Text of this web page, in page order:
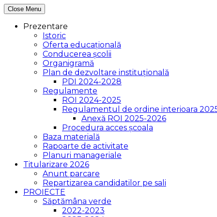
Close Menu
Prezentare
Istoric
Oferta educațională
Conducerea școlii
Organigramă
Plan de dezvoltare instituțională
PDI 2024-2028
Regulamente
ROI 2024-2025
Regulamentul de ordine interioara
Anexă ROI 2025-2026
Procedura acces școala
Baza materială
Rapoarte de activitate
Planuri manageriale
Titularizare 2026
Anunt parcare
Repartizarea candidatilor pe sali
PROIECTE
Săptămâna verde
2022-2023